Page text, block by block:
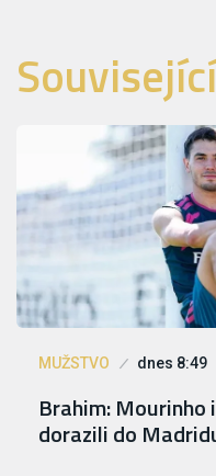
MUŽSTVO dnes 8:49
Brahim: Mourinho
dorazili do